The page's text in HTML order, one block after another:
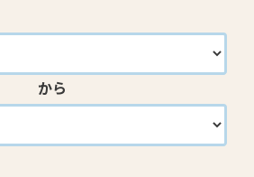
から